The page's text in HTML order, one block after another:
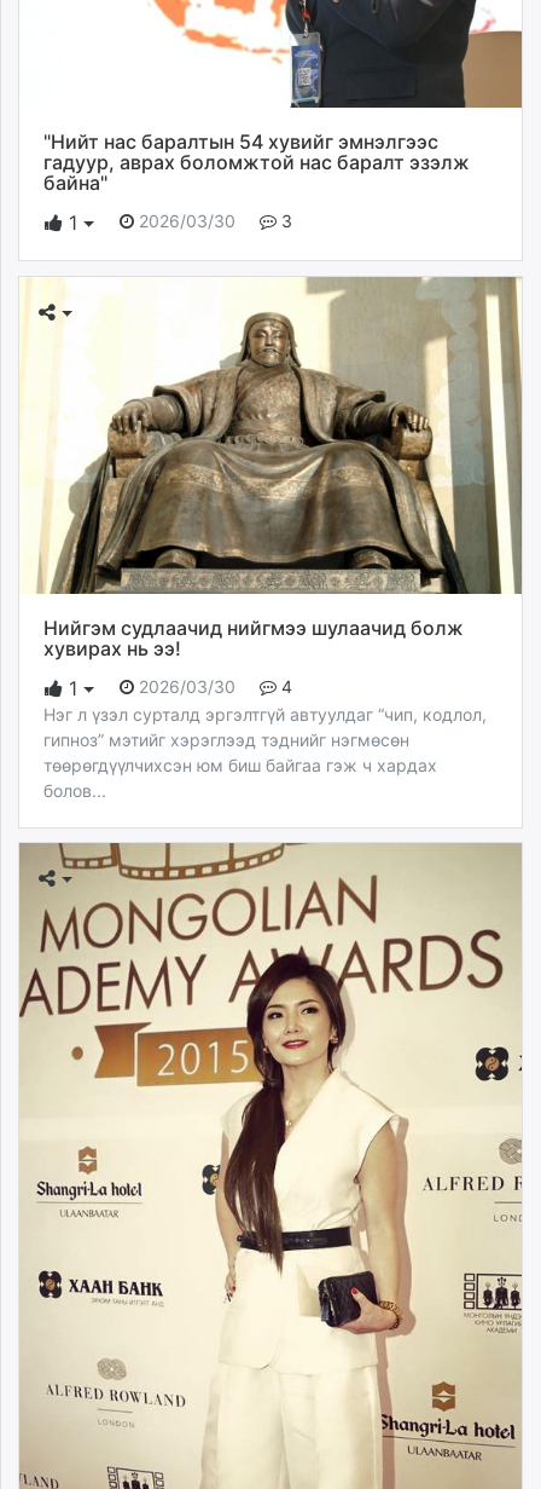
"Нийт нас баралтын 54 хувийг эмнэлгээс
гадуур, аврах боломжтой нас баралт эзэлж
байна"
1
2026/03/30 3
Нийгэм судлаачид нийгмээ шулаачид болж
хувирах нь ээ!
1
2026/03/30
4
Нэг л үзэл сурталд эргэлтгүй автуулдаг “чип, кодлол,
гипноз” мэтийг хэрэглээд тэднийг нэгмөсөн
төөрөгдүүлчихсэн юм биш байгаа гэж ч хардах
болов...